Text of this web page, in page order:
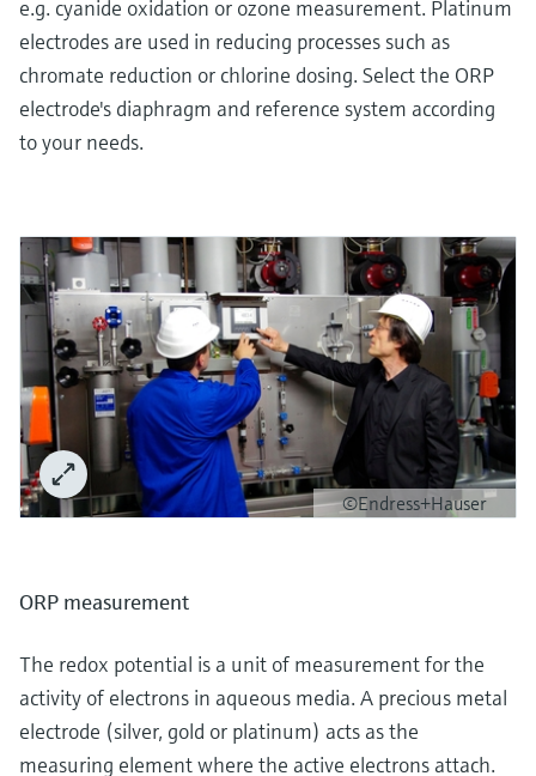
e.g. cyanide oxidation or ozone measurement. Platinum
electrodes are used in reducing processes such as
chromate reduction or chlorine dosing. Select the ORP
electrode's diaphragm and reference system according
to your needs.
©Endress+Hauser
ORP measurement
The redox potential is a unit of measurement for the
activity of electrons in aqueous media. A precious metal
electrode (silver, gold or platinum) acts as the
measuring element where the active electrons attach.